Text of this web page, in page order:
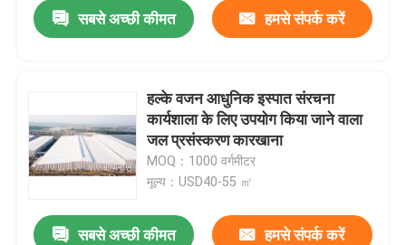
सबसे अच्छी कीमत हमसे संपर्क करें
हल्के वजन आधुनिक इस्पात संरचना
कार्यशाला के लिए उपयोग किया जाने वाला
जल प्रसंस्करण कारखाना
MOQ：1000 वर्गमीटर
मूल्य：USD40-55 ㎡
सबसे अच्छी कीमत हमसे संपर्क करें